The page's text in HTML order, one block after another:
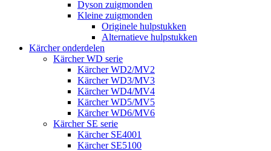
Dyson zuigmonden
Kleine zuigmonden
Originele hulpstukken
Alternatieve hulpstukken
Kärcher onderdelen
Kärcher WD serie
Kärcher WD2/MV2
Kärcher WD3/MV3
Kärcher WD4/MV4
Kärcher WD5/MV5
Kärcher WD6/MV6
Kärcher SE serie
Kärcher SE4001
Kärcher SE5100